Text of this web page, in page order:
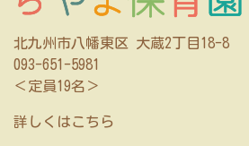
北九州市八幡東区 大蔵2丁目18-8
093-651-5981
＜定員19名＞
詳しくはこちら